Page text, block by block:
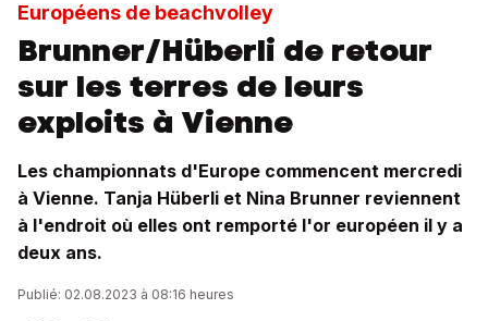
Européens de beachvolley
Brunner/Hüberli de retour
sur les terres de leurs
exploits à Vienne
Les championnats d'Europe commencent mercredi
à Vienne. Tanja Hüberli et Nina Brunner reviennent
à l'endroit où elles ont remporté l'or européen il y a
deux ans.
Publié: 02.08.2023 à 08:16 heures